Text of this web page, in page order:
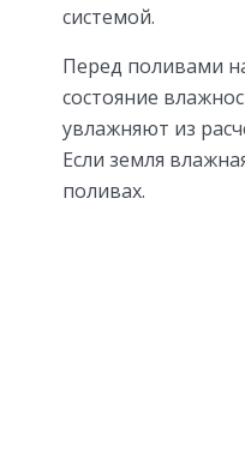
системой.
Перед поливами
состояние
увлажняют из
Если земля
поливах.